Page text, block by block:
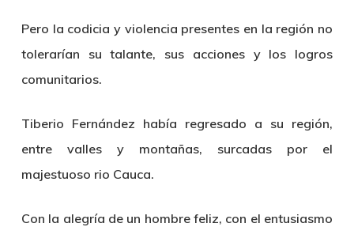
Pero la codicia y violencia presentes en la región no
tolerarían su talante, sus acciones y los logros
comunitarios.
Tiberio Fernández había regresado a su región,
entre valles y montañas, surcadas por el
majestuoso rio Cauca.
Con la alegría de un hombre feliz, con el entusiasmo